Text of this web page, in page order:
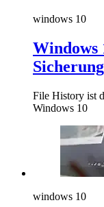
windows 10
Windows
File History ist
Windows 10
windows 10